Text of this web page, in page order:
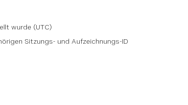
wurde (UTC)
Sitzungs- und Aufzeichnungs-ID